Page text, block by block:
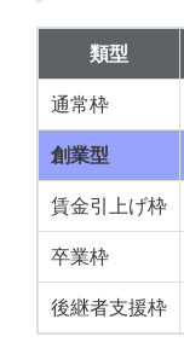
類型
通常枠
創業型
賃金引上げ枠
卒業枠
後継者支援枠